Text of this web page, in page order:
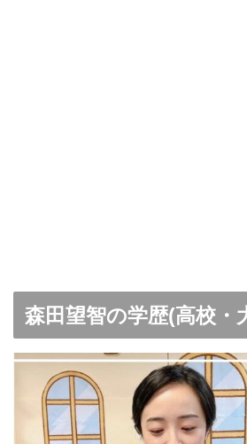
森田望智の学歴(高校・